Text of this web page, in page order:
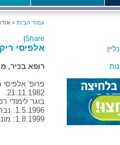
עמוד הבית >
Share
אלפיסי
רופא בכיר,
פרופ'
21.11.1982.
בוגר לימודי
1.5.1996: נבחר במכרז לתפקיד מנהל יחידה מקצועית טראומה.
1.8.1999: מונה לתפקיד מנהל מחלקה כירורגית ב'.